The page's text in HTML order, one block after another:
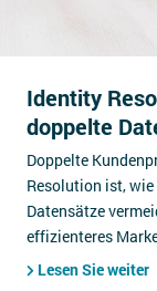
Identity
doppelte
Doppelte
Resolution ist,
Datensätze
effizienteres
Lesen Sie weiter